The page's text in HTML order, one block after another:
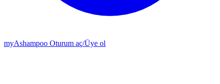
myAshampoo Oturum aç/Üye ol